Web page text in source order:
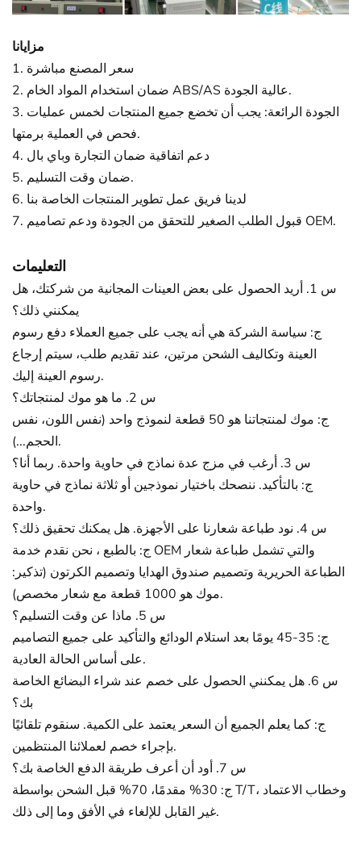
مزايانا
1. سعر المصنع مباشرة
2. ضمان استخدام المواد الخام ABS/AS عالية الجودة.
3. الجودة الرائعة: يجب أن تخضع جميع المنتجات لخمس عمليات
فحص في العملية برمتها.
4. دعم اتفاقية ضمان التجارة وباي بال
5. ضمان وقت التسليم.
6. لدينا فريق عمل تطوير المنتجات الخاصة بنا
7. قبول الطلب الصغير للتحقق من الجودة ودعم تصاميم OEM.
التعليمات
س 1. أريد الحصول على بعض العينات المجانية من شركتك، هل
يمكنني ذلك؟
ج: سياسة الشركة هي أنه يجب على جميع العملاء دفع رسوم
العينة وتكاليف الشحن مرتين، عند تقديم طلب، سيتم إرجاع
رسوم العينة إليك.
س 2. ما هو موك لمنتجاتك؟
ج: موك لمنتجاتنا هو 50 قطعة لنموذج واحد (نفس اللون، نفس
الحجم...).
س 3. أرغب في مزج عدة نماذج في حاوية واحدة. ربما أنا؟
ج: بالتأكيد. ننصحك باختيار نموذجين أو ثلاثة نماذج في حاوية
واحدة.
س 4. نود طباعة شعارنا على الأجهزة. هل يمكنك تحقيق ذلك؟
ج: بالطبع ، نحن نقدم خدمة OEM والتي تشمل طباعة شعار
الطباعة الحريرية وتصميم صندوق الهدايا وتصميم الكرتون (تذكير:
موك هو 1000 قطعة مع شعار مخصص).
س 5. ماذا عن وقت التسليم؟
ج: 35-45 يومًا بعد استلام الودائع والتأكيد على جميع التصاميم
على أساس الحالة العادية.
س 6. هل يمكنني الحصول على خصم عند شراء البضائع الخاصة
بك؟
ج: كما يعلم الجميع أن السعر يعتمد على الكمية. سنقوم تلقائيًا
بإجراء خصم لعملائنا المنتظمين.
س 7. أود أن أعرف طريقة الدفع الخاصة بك؟
ج: 30% مقدمًا، 70% قبل الشحن بواسطة T/T، وخطاب الاعتماد
غير القابل للإلغاء في الأفق وما إلى ذلك.